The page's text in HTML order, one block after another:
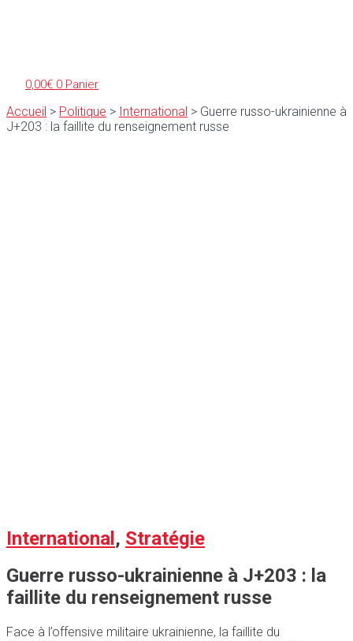
0,00€ 0 Panier
Accueil > Politique > International > Guerre russo-ukrainienne à
J+203 : la faillite du renseignement russe
International, Stratégie
Guerre russo-ukrainienne à J+203 : la
faillite du renseignement russe
Face à l’offensive militaire ukrainienne, la faillite du